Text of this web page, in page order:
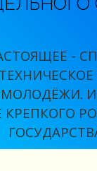
-
МОЛОДЁЖИ.
КРЕПКОГО